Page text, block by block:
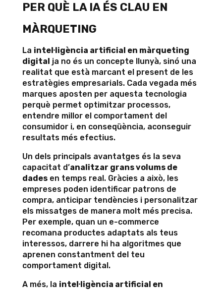
PER QUÈ LA IA ÉS CLAU EN
MÀRQUETING
La intel·ligència artificial en màrqueting
digital ja no és un concepte llunyà, sinó una
realitat que està marcant el present de les
estratègies empresarials. Cada vegada més
marques aposten per aquesta tecnologia
perquè permet optimitzar processos,
entendre millor el comportament del
consumidor i, en conseqüència, aconseguir
resultats més efectius.
Un dels principals avantatges és la seva
capacitat d’analitzar grans volums de
dadesen temps real. Gràcies a això, les
empreses poden identificar patrons de
compra, anticipar tendències i personalitzar
els missatges de manera molt més precisa.
Per exemple, quan un e-commerce
recomana productes adaptats als teus
interessos, darrere hi ha algoritmes que
aprenen constantment del teu
comportament digital.
A més, la intel·ligència artificial en